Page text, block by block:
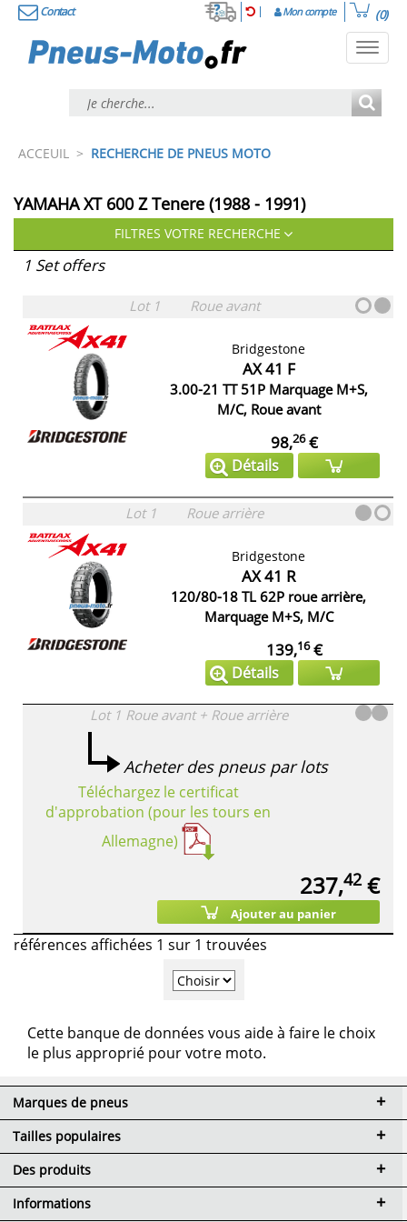
Contact Mon compte (0)
ACCEUIL > RECHERCHE DE PNEUS MOTO
YAMAHA XT 600 Z Tenere (1988 - 1991)
FILTRES VOTRE RECHERCHE
1 Set offers
Lot 1 Roue avant
Bridgestone
AX 41 F
3.00-21 TT 51P Marquage M+S,
M/C, Roue avant
98,26€
Détails
Lot 1 Roue arrière
Bridgestone
AX 41 R
120/80-18 TL 62P roue arrière,
Marquage M+S, M/C
139,16€
Détails
Lot 1 Roue avant + Roue arrière
Acheter des pneus par lots
Téléchargez le certificat
d'approbation (pour les tours en
Allemagne)
237,42 €
Ajouter au panier
références affichées 1 sur 1 trouvées
Cette banque de données vous aide à faire le choix
le plus approprié pour votre moto.
Marques de pneus
Tailles populaires
Des produits
Informations